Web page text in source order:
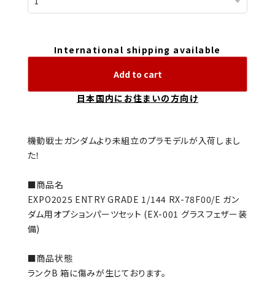
International shipping available
Add to cart
日本国内にお住まいの方向け
機動戦士ガンダムより未組立のプラモデルが入荷しまし
た！
■商品名
EXPO2025 ENTRY GRADE 1/144 RX-78F00/E ガン
ダム用オプションパーツセット (EX-001 グラスフェザー装
備)
■商品状態
ランクB 箱に傷みが生じております。